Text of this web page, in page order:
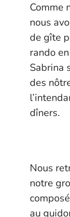
Comme
nous
de gîte
rando
Sabrina
des
dîners.
Nous
notre
au